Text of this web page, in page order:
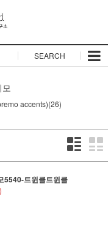
SEARCH
accents)(26)
5540-트윈클트윈클